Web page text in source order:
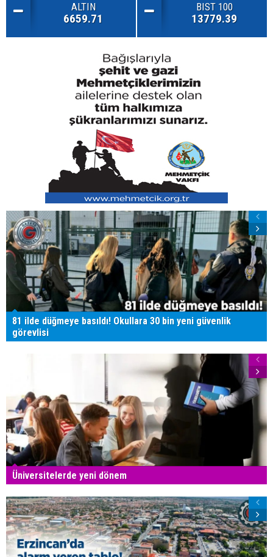
ALTIN
6659.71
BIST 100
13779.39
81 ilde düğmeye basıldı! Okullara 30 bin yeni güvenlik
görevlisi
Üniversitelerde yeni dönem